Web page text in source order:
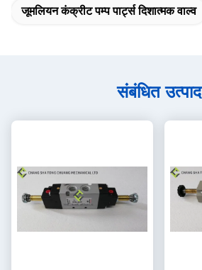
जूमलियन कंक्रीट पम्प पार्ट्स दिशात्मक वाल्व
संबंधित उत्पाद